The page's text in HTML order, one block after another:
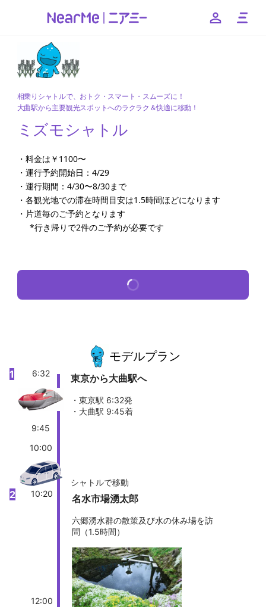
特徴
車両
--
お得なキャンペーンやクーポンなど、ニアミーのお得な情報
をお知らせいたします
友だちに追加
相乗りシャトルで、おトク・スマート・スムーズに！
大曲駅から主要観光スポットへのラクラク＆快適に移動！
ミズモシャトル
・料金は￥1100〜
・運行予約開始日：4/29
・運行期間：4/30〜8/30まで
・各観光地での滞在時間目安は1.5時間ほどになります
・片道毎のご予約となります
*行き帰りで2件のご予約が必要です
モデルプラン
1 6:32
9:45
10:00
東京から大曲駅へ
・東京駅 6:32発
・大曲駅 9:45着
シャトルで移動
2 10:20
12:00
名水市場湧太郎
六郷湧水群の散策及び水の休み場を訪
問（1.5時間）